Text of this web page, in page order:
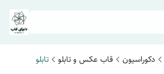
دکوراسیون قاب عکس و تابلو تابلو